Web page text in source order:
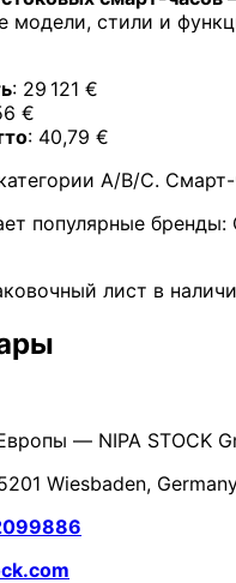
модели, стили и
: 29 121 €
€
: 40,79 €
A/B/C.
популярные бренды:
лист в
— NIPA STOCK
Wiesbaden,